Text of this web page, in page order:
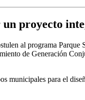
proyecto
al programa
de Generación
municipales para el